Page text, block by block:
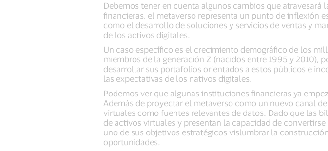
Debemos tener en cuenta algunos cambios que
financieras, el metaverso representa un punto de inflexión
como el desarrollo de soluciones y servicios de ventas y
de los activos digitales.
Un caso específico es el crecimiento demográfico de los
miembros de la generación Z (nacidos entre 1995 y 2010),
desarrollar sus portafolios orientados a estos públicos e
las expectativas de los nativos digitales.
Podemos ver que algunas instituciones financieras ya
Además de proyectar el metaverso como un nuevo canal
virtuales como fuentes relevantes de datos. Dado que las
de activos virtuales y presentan la capacidad de
uno de sus objetivos estratégicos vislumbrar la
oportunidades.